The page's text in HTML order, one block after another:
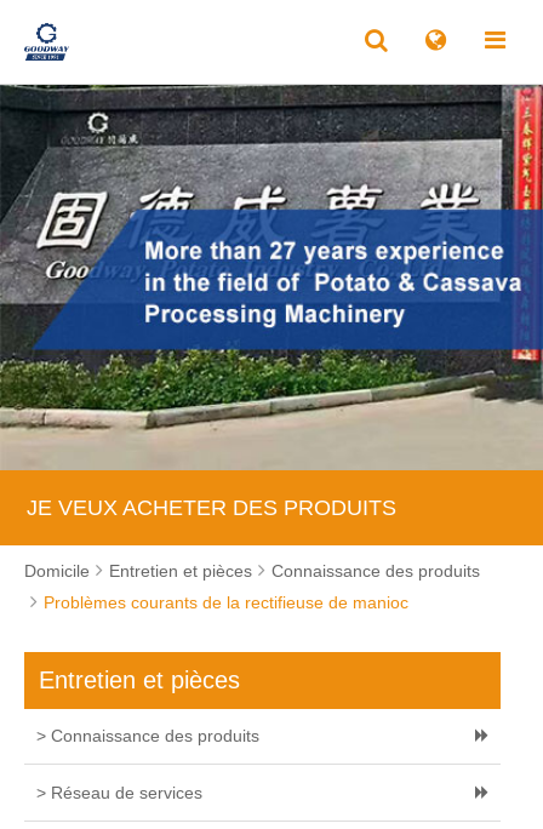
JE VEUX ACHETER DES PRODUITS
Domicile Entretien et pièces
Connaissance des produits
Problèmes courants de la rectifieuse de manioc
Entretien et pièces
> Connaissance des produits
> Réseau de services